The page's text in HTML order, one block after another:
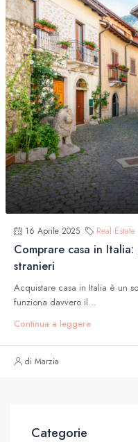
16 Aprile 2025 Real Estate
Comprare casa in
stranieri
Acquistare casa in Italia è un
funziona davvero il...
Continua a leggere
di Marzia
Categorie